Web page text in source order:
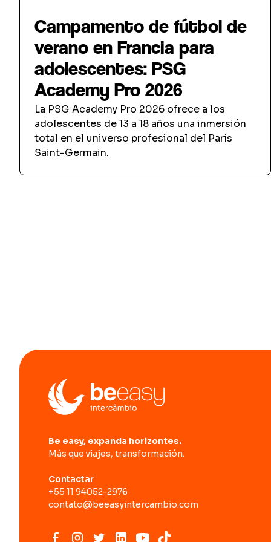
Campamento de fútbol de
verano en Francia para
adolescentes: PSG
Academy Pro 2026
La PSG Academy Pro 2026 ofrece a los
adolescentes de 13 a 18 años una inmersión
total en el universo profesional del París
Saint-Germain.
Be easy, expanda horizontes.
Más que viajes, transformación.
Contactar
+55 11 94052-2976
contato@beeasyintercambio.com